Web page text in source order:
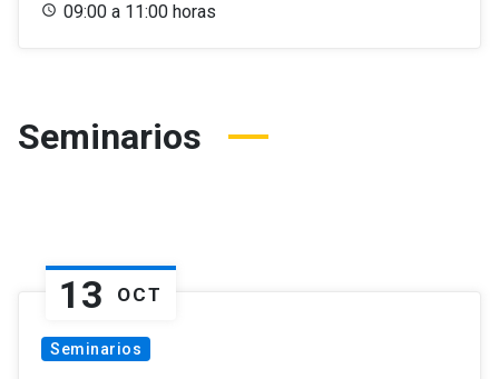
09:00 a 11:00 horas
Seminarios
13 OCT
Seminarios